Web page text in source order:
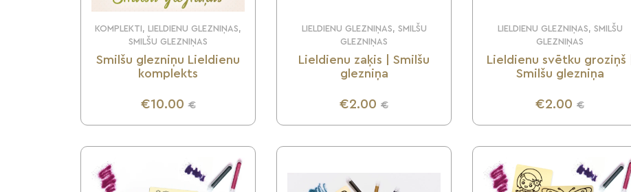
KOMPLEKTI, LIELDIENU GLEZNIŅAS,
SMILŠU GLEZNIŅAS
Smilšu glezniņu Lieldienu
komplekts
€10.00 €
UZZINI VAIRĀK
LIELDIENU GLEZNIŅAS, SMILŠU
GLEZNIŅAS
Lieldienu zaķis | Smilšu
glezniņa
€2.00 €
UZZINI VAIRĀK
LIELDIENU GLEZNIŅAS, SMILŠU
GLEZNIŅAS
Lieldienu svētku groziņš |
Smilšu glezniņa
€2.00 €
UZZINI VAIRĀK